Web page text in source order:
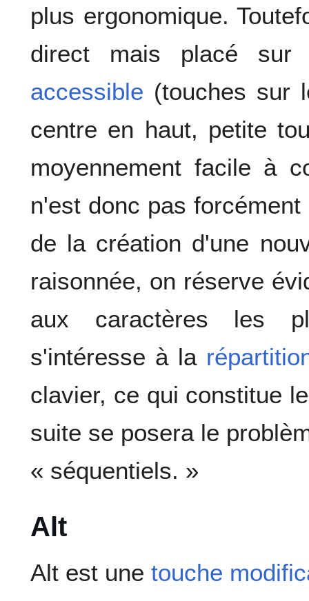
plus ergonomique.
direct mais placé sur
accessible (touches sur
centre en haut, petite
moyennement facile à
n'est donc pas
de la création d'une
raisonnée, on réserve
aux caractères les
s'intéresse à la
clavier, ce qui constitue
suite se posera le
« séquentiels. »
Alt
Alt est une touche